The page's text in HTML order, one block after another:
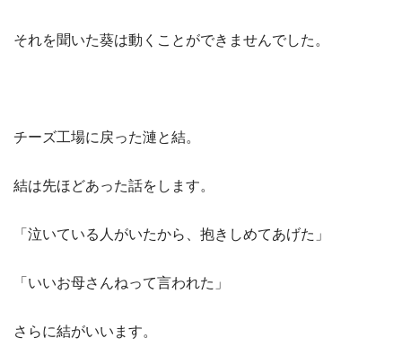
それを聞いた葵は動くことができませんでした。
チーズ工場に戻った漣と結。
結は先ほどあった話をします。
「泣いている人がいたから、抱きしめてあげた」
「いいお母さんねって言われた」
さらに結がいいます。